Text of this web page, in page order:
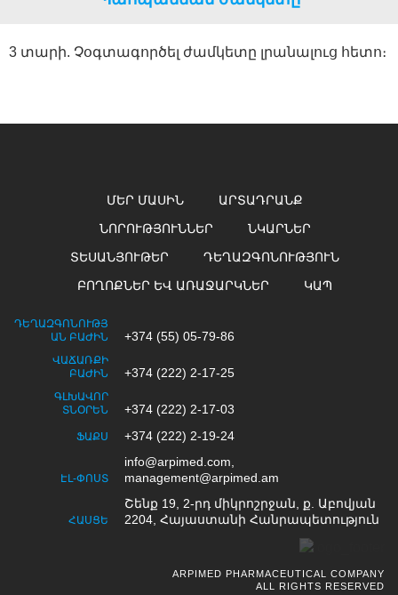
3 տարի. Չօգտագործել ժամկետը լրանալուց հետո։
ՄԵՐ ՄԱՍԻՆ
ԱՐՏԱԴՐԱՆՔ
ՆՈՐՈՒԹՅՈՒՆՆԵՐ
ՆԿԱՐՆԵՐ
ՏԵՍԱՆՅՈՒԹԵՐ
ԴԵՂԱԶԳՈՆՈՒԹՅՈՒՆ
ԲՈՂՈՔՆԵՐ ԵՎ ԱՌԱՋԱՐԿՆԵՐ
ԿԱՊ
ԴԵՂԱԶԳՈՆՈՒԹՅ
ԱՆ ԲԱԺԻՆ
+374 (55) 05-79-86
ՎԱՃԱՌՔԻ
ԲԱԺԻՆ
+374 (222) 2-17-25
ԳԼԽԱՎՈՐ
ՏՆՕՐԵՆ
+374 (222) 2-17-03
ՖԱՔՍ +374 (222) 2-19-24
ԷԼ-ՓՈՍՏ
info@arpimed.com,
management@arpimed.am
ՀԱՍՑԵ
Շենք 19, 2-րդ միկրոշրջան, ք. Աբովյան
2204, Հայաստանի Հանրապետություն
ARPIMED PHARMACEUTICAL COMPANY
ALL RIGHTS RESERVED